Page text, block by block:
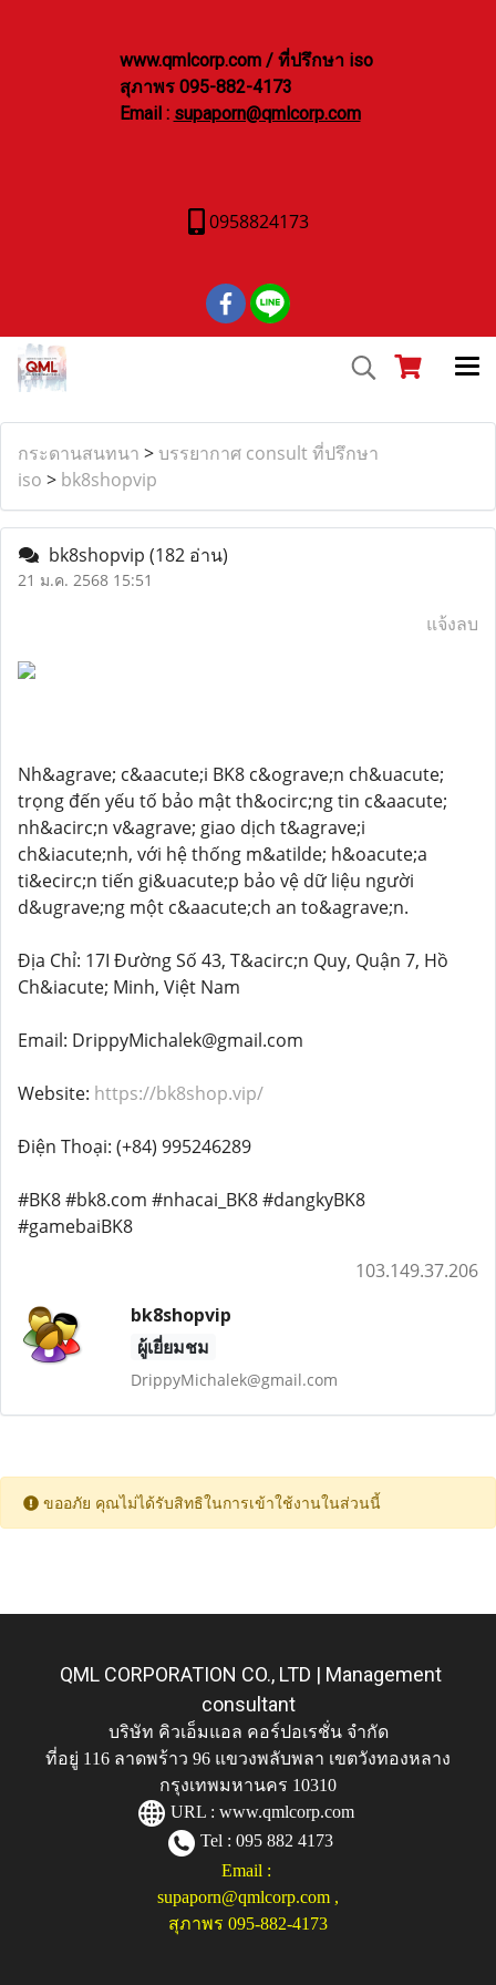
www.qmlcorp.com / ที่ปรึกษา iso
สุภาพร 095-882-4173
Email : supaporn@qmlcorp.com
0958824173
กระดานสนทนา >บรรยากาศ consult ที่ปรึกษา
iso > bk8shopvip
bk8shopvip (182 อ่าน)
21 ม.ค. 2568 15:51
แจ้งลบ
Nh&agrave; c&aacute;i BK8 c&ograve;n ch&uacute;
trọng đến yếu tố bảo mật th&ocirc;ng tin c&aacute;
nh&acirc;n v&agrave; giao dịch t&agrave;i
ch&iacute;nh, với hệ thống m&atilde; h&oacute;a
ti&ecirc;n tiến gi&uacute;p bảo vệ dữ liệu người
d&ugrave;ng một c&aacute;ch an to&agrave;n.
Địa Chỉ: 17I Đường Số 43, T&acirc;n Quy, Quận 7, Hồ
Ch&iacute; Minh, Việt Nam
Email: DrippyMichalek@gmail.com
Website: https://bk8shop.vip/
Điện Thoại: (+84) 995246289
#BK8 #bk8.com #nhacai_BK8 #dangkyBK8
#gamebaiBK8
103.149.37.206
bk8shopvip
ผู้เยี่ยมชม
DrippyMichalek@gmail.com
ขออภัย คุณไม่ได้รับสิทธิในการเข้าใช้งานในส่วนนี้
QML CORPORATION CO., LTD | Management
consultant
บริษัท คิวเอ็มแอล คอร์ปอเรชั่น จำกัด
ที่อยู่ 116 ลาดพร้าว 96 แขวงพลับพลา เขตวังทองหลาง
กรุงเทพมหานคร 10310
URL : www.qmlcorp.com
Tel : 095 882 4173
Email :
supaporn@qmlcorp.com ,
สุภาพร 095-882-4173